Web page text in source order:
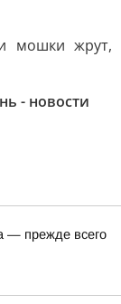
мошки жрут,
- новости
— прежде всего